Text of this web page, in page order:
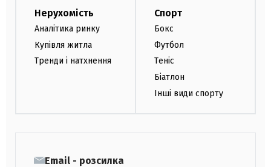
Нерухомість
Аналітика ринку
Купівля житла
Тренди і натхнення
Спорт
Бокс
Футбол
Теніс
Біатлон
Інші види спорту
Email - розсилка